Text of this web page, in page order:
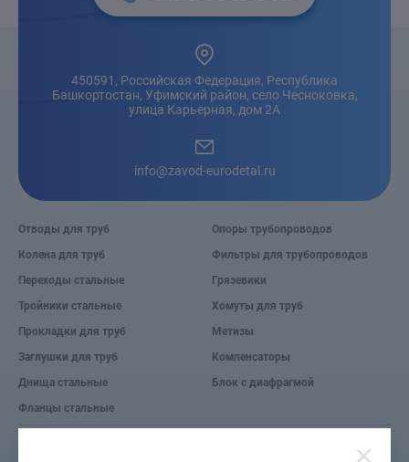
450591, Российская Федерация, Республика
Башкортостан, Уфимский район, село Чесноковка,
улица Карьерная, дом 2А
info@zavod-eurodetal.ru
Отводы для труб
Колена для труб
Переходы стальные
Тройники стальные
Прокладки для труб
Заглушки для труб
Днища стальные
Фланцы стальные
Опоры трубопроводов
Фильтры для трубопроводов
Грязевики
Хомуты для труб
Метизы
Компенсаторы
Блок с диафрагмой